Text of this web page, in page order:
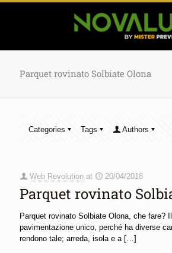
Parquet rovinato Solbiate Olona
Categories Tags Authors
Web Revolution at 20/04/2018
Parquet rovinato
Parquet rovinato Solbiate Olona, che fare?
pavimentazione unico, perché ha diverse
rendono tale; arreda, isola e a[…]